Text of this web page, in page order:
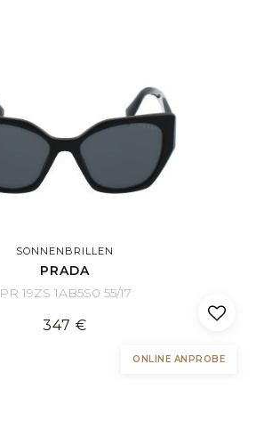
SONNENBRILLEN
PRADA
PR 19ZS 1AB5S0 55/17
347 €
ONLINE ANPROBE